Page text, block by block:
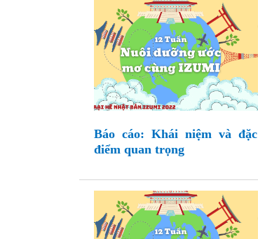
Báo cáo: Khái niệm và đặc
điểm quan trọng